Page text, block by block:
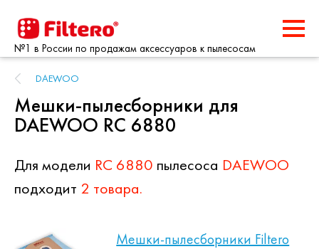
№1 в России по продажам аксессуаров к пылесосам
DAEWOO
Мешки-пылесборники для
DAEWOO RC 6880
Для модели RC 6880 пылесоса DAEWOO
подходит 2 товара.
Мешки-пылесборники Filtero